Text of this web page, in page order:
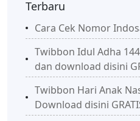
Terbaru
Cara Cek Nomor
Twibbon Idul Adha
dan download disini
Twibbon Hari Anak
Download disini